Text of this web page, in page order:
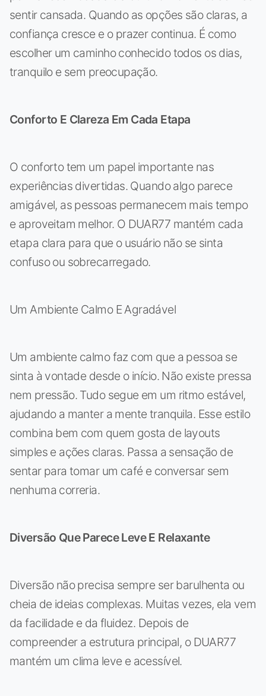
sentir cansada. Quando as opções são claras, a
confiança cresce e o prazer continua. É como
escolher um caminho conhecido todos os dias,
tranquilo e sem preocupação.
Conforto E Clareza Em Cada Etapa
O conforto tem um papel importante nas
experiências divertidas. Quando algo parece
amigável, as pessoas permanecem mais tempo
e aproveitam melhor. O DUAR77 mantém cada
etapa clara para que o usuário não se sinta
confuso ou sobrecarregado.
Um Ambiente Calmo E Agradável
Um ambiente calmo faz com que a pessoa se
sinta à vontade desde o início. Não existe pressa
nem pressão. Tudo segue em um ritmo estável,
ajudando a manter a mente tranquila. Esse estilo
combina bem com quem gosta de layouts
simples e ações claras. Passa a sensação de
sentar para tomar um café e conversar sem
nenhuma correria.
Diversão Que Parece Leve E Relaxante
Diversão não precisa sempre ser barulhenta ou
cheia de ideias complexas. Muitas vezes, ela vem
da facilidade e da fluidez. Depois de
compreender a estrutura principal, o DUAR77
mantém um clima leve e acessível.